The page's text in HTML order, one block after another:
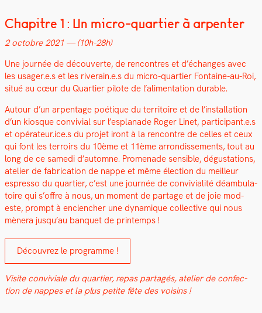
Chapitre 1 : Un micro-quartier à arpenter
2 octo­bre 2021 — (10h-28h)
Une journée de décou­verte, de ren­con­tres et d’échanges avec
les usager.e.s et les riverain.e.s du micro-quarti­er Fontaine-au-Roi,
situé au cœur du Quarti­er pilote de l’alimentation durable.
Autour d’un arpen­t­age poé­tique du ter­ri­toire et de l’installation
d’un kiosque con­vivial sur l’esplanade Roger Linet, participant.e.s
et opérateur.ice.s du pro­jet iront à la ren­con­tre de celles et ceux
qui font les ter­roirs du 10ème et 11ème arrondisse­ments, tout au
long de ce same­di d’automne. Prom­e­nade sen­si­ble, dégus­ta­tions,
ate­lier de fab­ri­ca­tion de nappe et même élec­tion du meilleur
espres­so du quarti­er, c’est une journée de con­vivi­al­ité déam­bu­la­
toire qui s’offre à nous, un moment de partage et de joie mod­
este, prompt à enclencher une dynamique col­lec­tive qui nous
mèn­era jusqu’au ban­quet de print­emps !
Décou­vrez le pro­gramme !
Vis­ite con­viviale du quarti­er, repas partagés, ate­lier de con­fec­
tion de nappes et la plus petite fête des voisins !